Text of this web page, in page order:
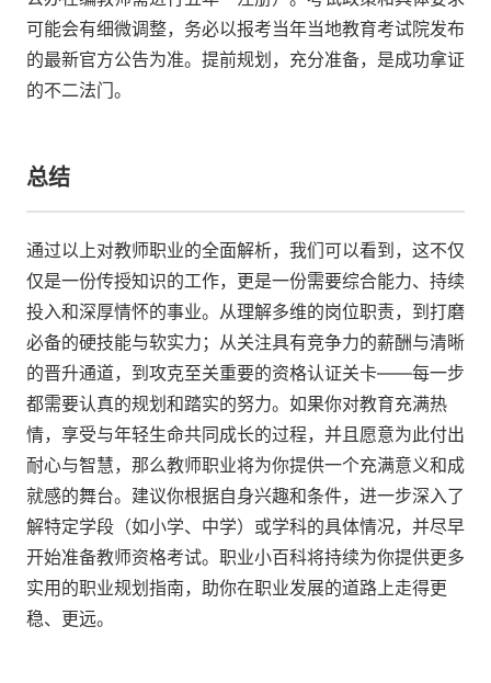
可能会有细微调整，务必以报考当年当地教育考试院发布
的最新官方公告为准。提前规划，充分准备，是成功拿证
的不二法门。
总结
通过以上对教师职业的全面解析，我们可以看到，这不仅
仅是一份传授知识的工作，更是一份需要综合能力、持续
投入和深厚情怀的事业。从理解多维的岗位职责，到打磨
必备的硬技能与软实力；从关注具有竞争力的薪酬与清晰
的晋升通道，到攻克至关重要的资格认证关卡——每一步
都需要认真的规划和踏实的努力。如果你对教育充满热
情，享受与年轻生命共同成长的过程，并且愿意为此付出
耐心与智慧，那么教师职业将为你提供一个充满意义和成
就感的舞台。建议你根据自身兴趣和条件，进一步深入了
解特定学段（如小学、中学）或学科的具体情况，并尽早
开始准备教师资格考试。职业小百科将持续为你提供更多
实用的职业规划指南，助你在职业发展的道路上走得更
稳、更远。